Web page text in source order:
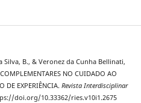
Silva, B., & Veronez da Cunha Bellinati,
NO CUIDADO AO
DE EXPERIÊNCIA. Revista Interdisciplinar
doi.org/10.33362/ries.v10i1.2675